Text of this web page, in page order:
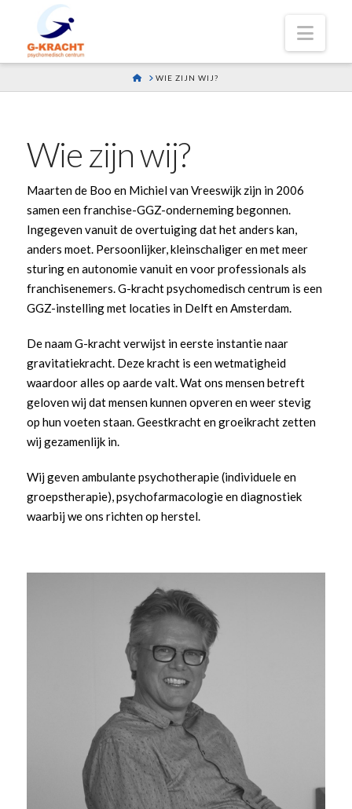
HOME
WIE ZIJN WIJ?
Wie zijn wij?
Maarten de Boo en Michiel van Vreeswijk zijn in 2006
samen een franchise-GGZ-onderneming begonnen.
Ingegeven vanuit de overtuiging dat het anders kan,
anders moet. Persoonlijker, kleinschaliger en met meer
sturing en autonomie vanuit en voor professionals als
franchisenemers. G-kracht psychomedisch centrum is een
GGZ-instelling met locaties in Delft en Amsterdam.
DenaamG-krachtverwijst in eerste instantie naar
gravitatiekracht. Deze kracht is een wetmatigheid
waardoor alles op aarde valt. Wat ons mensen betreft
geloven wij dat mensen kunnen opveren en weer stevig
op hun voeten staan. Geestkracht en groeikracht zetten
wij gezamenlijk in.
Wij geven ambulante psychotherapie (individuele en
groepstherapie), psychofarmacologie en diagnostiek
waarbij we ons richten op herstel.